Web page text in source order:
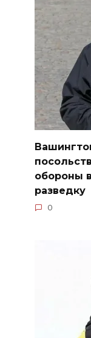
обороны
разведку
0